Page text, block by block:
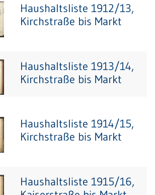
Haushaltsliste 1912/13,
Kirchstraße bis Markt
Haushaltsliste 1913/14,
Kirchstraße bis Markt
Haushaltsliste 1914/15,
Kirchstraße bis Markt
Haushaltsliste 1915/16,